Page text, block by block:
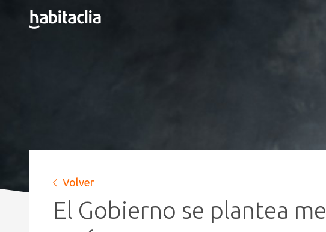
Volver
El Gobierno se plantea